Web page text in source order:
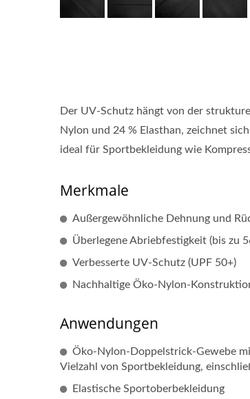
Der UV-Schutz hängt von der
Nylon und 24 % Elasthan, zeichnet
ideal für Sportbekleidung wie
Merkmale
Außergewöhnliche Dehnung und
Überlegene Abriebfestigkeit (bis zu
Verbesserte UV-Schutz (UPF 50+)
Nachhaltige Öko-Nylon-
Anwendungen
Öko-Nylon-Doppelstrick-Gewebe
Vielzahl von Sportbekleidung,
Elastische Sportoberbekleidung